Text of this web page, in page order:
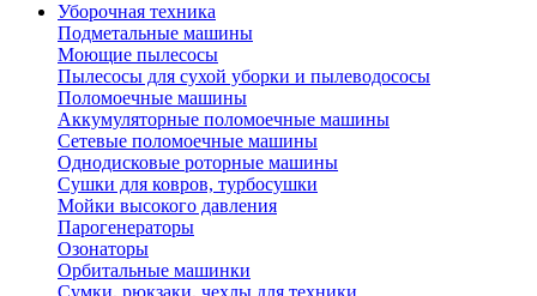
Уборочная техника
Подметальные машины
Моющие пылесосы
Пылесосы для сухой уборки и пылеводососы
Поломоечные машины
Аккумуляторные поломоечные машины
Сетевые поломоечные машины
Однодисковые роторные машины
Сушки для ковров, турбосушки
Мойки высокого давления
Парогенераторы
Озонаторы
Орбитальные машинки
Сумки, рюкзаки, чехлы для техники